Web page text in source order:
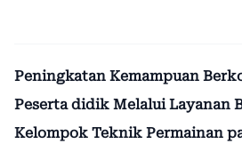
Peningkatan Kemampuan
Peserta didik Melalui Layanan
Kelompok Teknik Permainan